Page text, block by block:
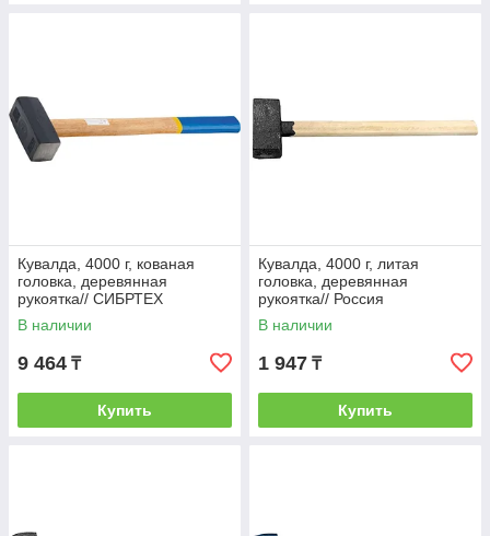
Кувалда, 4000 г, кованая
головка, деревянная
рукоятка// СИБРТЕХ
В наличии
9 464 ₸
Купить
Кувалда, 4000 г, литая
головка, деревянная
рукоятка// Россия
В наличии
1 947 ₸
Купить